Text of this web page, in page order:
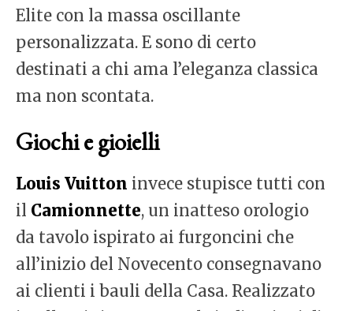
Elite con la massa oscillante
personalizzata. E sono di certo
destinati a chi ama l’eleganza classica
ma non scontata.
Giochi e gioielli
Louis Vuitton invece stupisce tutti con
il Camionnette, un inatteso orologio
da tavolo ispirato ai furgoncini che
all’inizio del Novecento consegnavano
ai clienti i bauli della Casa. Realizzato